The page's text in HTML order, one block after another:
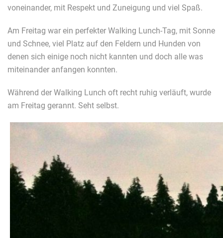
voneinander, mit Respekt und Zuneigung und viel Spaß.
Am Freitag war ein perfekter Walking Lunch-Tag, mit Sonne
und Schnee, viel Platz auf den Feldern und Hunden von
denen sich einige noch nicht kannten und doch alle was
miteinander anfangen konnten.
Während der Walking Lunch oft recht ruhig verläuft, wurde
am Freitag gerannt. Seht selbst.